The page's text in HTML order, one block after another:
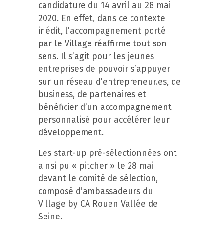
candidature du 14 avril au 28 mai
2020. En effet, dans ce contexte
inédit, l’accompagnement porté
par le Village réaffirme tout son
sens. Il s’agit pour les jeunes
entreprises de pouvoir s’appuyer
sur un réseau d’entrepreneur.es, de
business, de partenaires et
bénéficier d’un accompagnement
personnalisé pour accélérer leur
développement.
Les start-up pré-sélectionnées ont
ainsi pu « pitcher » le 28 mai
devant le comité de sélection,
composé d’ambassadeurs du
Village by CA Rouen Vallée de
Seine.